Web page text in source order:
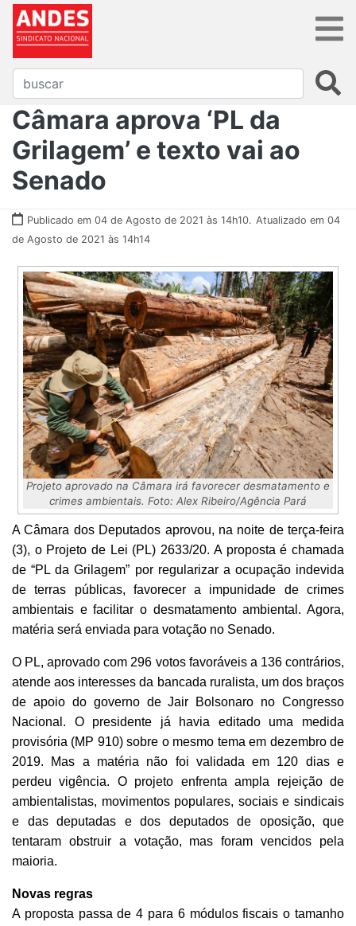
Câmara aprova ‘PL da
Grilagem’ e texto vai ao
Senado
Publicado em 04 de Agosto de 2021 às 14h10. Atualizado em 04
de Agosto de 2021 às 14h14
Projeto aprovado na Câmara irá favorecer desmatamento e
crimes ambientais. Foto: Alex Ribeiro/Agência Pará
A Câmara dos Deputados aprovou, na noite de terça-feira
(3), o Projeto de Lei (PL) 2633/20. A proposta é chamada
de “PL da Grilagem” por regularizar a ocupação indevida
de terras públicas, favorecer a impunidade de crimes
ambientais e facilitar o desmatamento ambiental. Agora,
matéria será enviada para votação no Senado.
O PL, aprovado com 296 votos favoráveis a 136 contrários,
atende aos interesses da bancada ruralista, um dos braços
de apoio do governo de Jair Bolsonaro no Congresso
Nacional. O presidente já havia editado uma medida
provisória (MP 910) sobre o mesmo tema em dezembro de
2019. Mas a matéria não foi validada em 120 dias e
perdeu vigência. O projeto enfrenta ampla rejeição de
ambientalistas, movimentos populares, sociais e sindicais
e das deputadas e dos deputados de oposição, que
tentaram obstruir a votação, mas foram vencidos pela
maioria.
Novas regras
A proposta passa de 4 para 6 módulos fiscais o tamanho